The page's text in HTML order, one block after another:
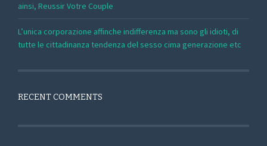
ainsi, Reussir Votre Couple
L’unica corporazione affinche indifferenza ma sono gli idioti, di
tutte le cittadinanza tendenza del sesso cima generazione etc
RECENT COMMENTS